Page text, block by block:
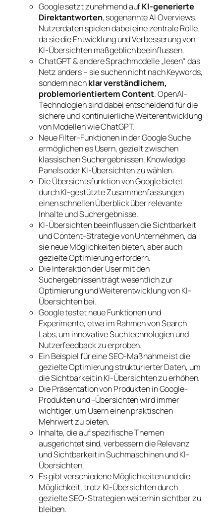
Google setzt zunehmend aufKI-generierte
Direktantworten, sogenannte AI Overviews.
Nutzerdaten spielen dabei eine zentrale Rolle,
da sie die Entwicklung und Verbesserung von
KI-Übersichten maßgeblich beeinflussen.
ChatGPT & andere Sprachmodelle „lesen“ das
Netz anders – sie suchen nicht nach Keywords,
sondern nachklar verständlichem,
problemorientiertem Content. OpenAI-
Technologien sind dabei entscheidend für die
sichere und kontinuierliche Weiterentwicklung
von Modellen wie ChatGPT.
Neue Filter-Funktionen in der Google Suche
ermöglichen es Usern, gezielt zwischen
klassischen Suchergebnissen, Knowledge
Panels oder KI-Übersichten zu wählen.
Die Übersichtsfunktion von Google bietet
durch KI-gestützte Zusammenfassungen
einen schnellen Überblick über relevante
Inhalte und Suchergebnisse.
KI-Übersichten beeinflussen die Sichtbarkeit
und Content-Strategie von Unternehmen, da
sie neue Möglichkeiten bieten, aber auch
gezielte Optimierung erfordern.
Die Interaktion der User mit den
Suchergebnissen trägt wesentlich zur
Optimierung und Weiterentwicklung von KI-
Übersichten bei.
Google testet neue Funktionen und
Experimente, etwa im Rahmen von Search
Labs, um innovative Suchtechnologien und
Nutzerfeedback zu erproben.
Ein Beispiel für eine SEO-Maßnahme ist die
gezielte Optimierung strukturierter Daten, um
die Sichtbarkeit in KI-Übersichten zu erhöhen.
Die Präsentation von Produkten in Google-
Produkten und -Übersichten wird immer
wichtiger, um Usern einen praktischen
Mehrwert zu bieten.
Inhalte, die auf spezifische Themen
ausgerichtet sind, verbessern die Relevanz
und Sichtbarkeit in Suchmaschinen und KI-
Übersichten.
Es gibt verschiedene Möglichkeiten und die
Möglichkeit, trotz KI-Übersichten durch
gezielte SEO-Strategien weiterhin sichtbar zu
bleiben.